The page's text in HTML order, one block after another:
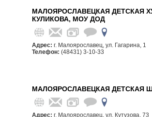
МАЛОЯРОСЛАВЕЦКАЯ ДЕТСКАЯ
КУЛИКОВА, МОУ ДОД
Адрес: г. Малоярославец, ул. Гагарина, 1
Телефон: (48431) 3-10-33
МАЛОЯРОСЛАВЕЦКАЯ ДЕТСКАЯ
Адрес: г. Малоярославец, ул. Кутузова, 73